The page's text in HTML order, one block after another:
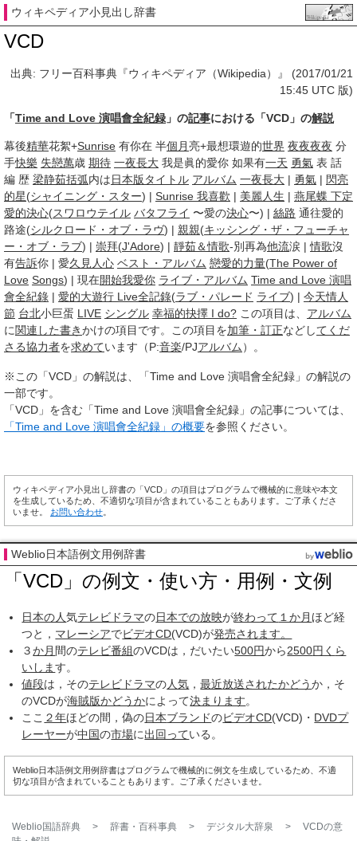
ウィキペディア小見出し辞書
VCD
出典: フリー百科事典『ウィキペディア（Wikipedia）』 (2017/01/21
15:45 UTC 版)
「Time and Love 演唱會全紀録 」の記事における「VCD」の解説
幕後精華花絮+Sunrise 有你在 半個月亮+最想環遊的世界 夜夜夜夜 分
手快樂 失戀萬歳 期待 一夜長大 我是眞的愛你 如果有一天 勇氣 表 話
編 歴 梁静茹括弧内は日本版タイトル アルバム 一夜長大 | 勇氣 | 閃亮
的星(シャイニング・スター) | Sunrise 我喜歡 | 美麗人生 | 燕尾蝶 下定
愛的決心(スワロウテイル バタフライ 〜愛の決心〜) | 絲路 通往愛的
路途(シルクロード・オブ・ラヴ) | 親親(キッシング・ザ・フューチャ
ー・オブ・ラブ) | 崇拜(J'Adore) | 靜茹＆情歌-別再為他流涙 |情歌沒
有告訴你 | 愛久見 人心 ベスト・アルバム 戀愛的力量(The Power of
Love Songs) | 現在開始我愛你 ライブ・アルバム Time and Love 演唱
會全紀錄 | 愛的大遊行 Live全記錄(ラブ・パレード ライブ) | 今天情人
節 台北小巨蛋 LIVE シングル 幸福的抉擇 I do? この項目は、 アルバム
に関連した書きかけの項目です。この項目を加筆・訂正などしてくだ
さる協力者を求めています（P:音楽/PJアルバム ）。
※この「VCD」の解説は、「Time and Love 演唱會全紀録」の解説の
一部です。
「VCD」を含む「Time and Love 演唱會全紀録」の記事については、
「Time and Love 演唱會全紀録」の概要を参照ください。
ウィキペディア小見出し辞書の「VCD」の項目はプログラムで機械的に意味や本文
を生成しているため、不適切な項目が含まれていることもあります。ご了承くださ
いませ。 お問い合わせ
Weblio日本語例文用例辞書
「VCD」の例文・使い方・用例・文例
日本の人気テレビドラマの日本での放映が終わって １か月ほど経
つと， マレーシアでビデオCD(VCD)が発売されます。
３か月 間のテレビ番組のVCDは，だいたい500円から2500円く ら
いします。
値段は，そのテレビドラマの人気 ，最近放送されたかどうか，そ
のVCDが海賊版かどうかによって決まります。
ここ ２年ほどの間，偽の日本ブランドのビデオCD(VCD)・ DVDプ
レーヤーが中国の市場に出回っている。
Weblio日本語例文用例辞書はプログラムで機械的に例文を生成しているため、不適
切な項目が含まれていることもあります。ご了承くださいませ。
Weblio国語辞典 > 辞書・百科事典 > デジタル大辞泉 > VCDの意